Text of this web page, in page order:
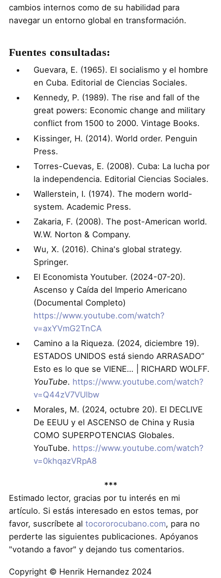
cambios internos como de su habilidad para
navegar un entorno global en transformación.
Fuentes consultadas:
Guevara, E. (1965). El socialismo y el hombre
en Cuba. Editorial de Ciencias Sociales.
Kennedy, P. (1989). The rise and fall of the
great powers: Economic change and military
conflict from 1500 to 2000. Vintage Books.
Kissinger, H. (2014). World order. Penguin
Press.
Torres-Cuevas, E. (2008). Cuba: La lucha por
la independencia. Editorial Ciencias Sociales.
Wallerstein, I. (1974). The modern world-
system. Academic Press.
Zakaria, F. (2008). The post-American world.
W.W. Norton & Company.
Wu, X. (2016). China's global strategy.
Springer.
El Economista Youtuber. (2024-07-20).
Ascenso y Caída del Imperio Americano
(Documental Completo)
https://www.youtube.com/watch?
v=axYVmG2TnCA
Camino a la Riqueza. (2024, diciembre 19).
ESTADOS UNIDOS está siendo ARRASADO”
Esto es lo que se VIENE… | RICHARD WOLFF.
YouTube. https://www.youtube.com/watch?
v=Q44zV7VUlbw
Morales, M. (2024, octubre 20). El DECLIVE
De EEUU y el ASCENSO de China y Rusia
COMO SUPERPOTENCIAS Globales.
YouTube. https://www.youtube.com/watch?
v=0khqazVRpA8
***
Estimado lector, gracias por tu interés en mi
artículo. Si estás interesado en estos temas, por
favor, suscríbete al tocororocubano.com, para no
perderte las siguientes publicaciones. Apóyanos
"votando a favor" y dejando tus comentarios.
Copyright © Henrik Hernandez 2024